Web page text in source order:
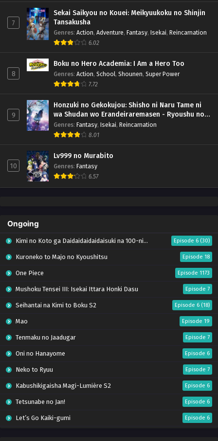
7
Sekai Saikyou no Kouei: Meikyuukoku no Shinjin
Tansakusha
Genres: Action, Adventure, Fantasy, Isekai, Reincarnation
6.02
8
Boku no Hero Academia: I Am a Hero Too
Genres: Action, School, Shounen, Super Power
7.72
9
Honzuki no Gekokujou: Shisho ni Naru Tame ni
wa Shudan wo Erandeiraremasen - Ryoushu no
Youjo (Season 4)
Genres: Fantasy, Isekai, Reincarnation
8.01
10
Lv999 no Murabito
Genres: Fantasy
6.57
Ongoing
Kimi no Koto ga Daidaidaidaidaisuki na 100-nin no Kanojo Season 3 Episode 6 (30)
Kuroneko to Majo no Kyoushitsu Episode 18
One Piece Episode 1173
Mushoku Tensei III: Isekai Ittara Honki Dasu Episode 7
Seihantai na Kimi to Boku S2 Episode 6 (18)
Mao Episode 19
Tenmaku no Jaadugar Episode 7
Oni no Hanayome Episode 6
Neko to Ryuu Episode 7
Kabushikigaisha Magi-Lumière S2 Episode 6
Tetsunabe no Jan! Episode 6
Let’s Go Kaiki-gumi Episode 6